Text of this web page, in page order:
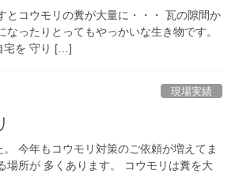
とコウモリの糞が大量に・・・ 瓦の隙間か
ったりとってもやっかいな生き物です。
宅を 守り […]
現場実績
今年もコウモリ対策のご依頼が増えてま
所が 多くあります。 コウモリは糞を大